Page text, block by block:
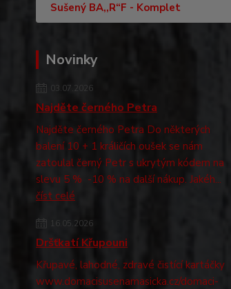
Sušený BA,,R“F - Komplet
Novinky
03.07.2026
Najděte černého Petra
Najděte černého Petra Do některých
balení 10 + 1 králičích oušek se nám
zatoulal černý Petr s ukrytým kódem na
slevu 5 % -10 % na další nákup. Jakéh...
číst celé
16.05.2026
Dršťkatí Křupouni
Křupavé, lahodné, zdravé čistící kartáčky
www.domacisusenamasicka.cz/domaci-